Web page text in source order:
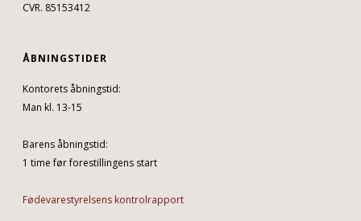
CVR. 85153412
ÅBNINGSTIDER
Kontorets åbningstid:
Man kl. 13-15
Barens åbningstid:
1 time før forestillingens start
Fødevarestyrelsens kontrolrapport